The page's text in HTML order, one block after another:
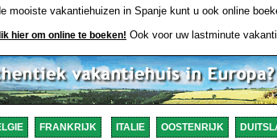
mooiste vakantiehuizen in Spanje kunt u ook online
hier om online te boeken! Ook voor uw lastminute
FRANKRIJK ITALIE OOSTENRIJK